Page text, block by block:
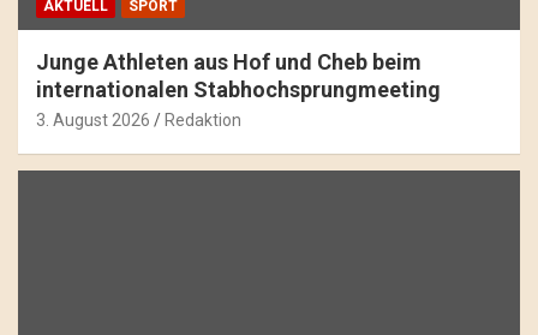
AKTUELL SPORT
Junge Athleten aus Hof und Cheb beim
internationalen Stabhochsprungmeeting
3. August 2026 Redaktion